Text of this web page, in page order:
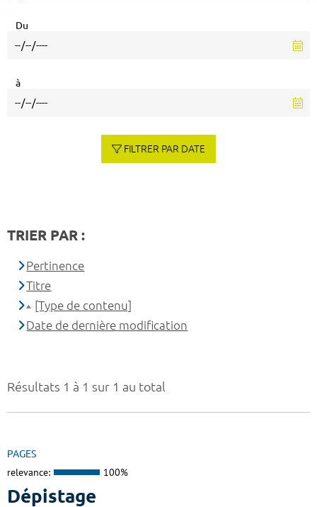
Résultats 1 à 1 sur 1 au total
PAGES
relevance: 100%
Dépistage
Du
à
FILTRER PAR DATE
TRIER PAR :
Pertinence
Titre
[Type de contenu]
Date de dernière modification